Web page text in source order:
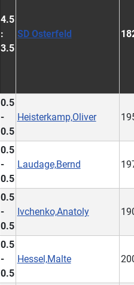
4.5
:
3.5
SD Osterfeld
0.5
-
0.5
Heisterkamp,Oliver
0.5
-
0.5
Laudage,Bernd
0.5
-
0.5
Ivchenko,Anatoly
0.5
-
0.5
Hessel,Malte